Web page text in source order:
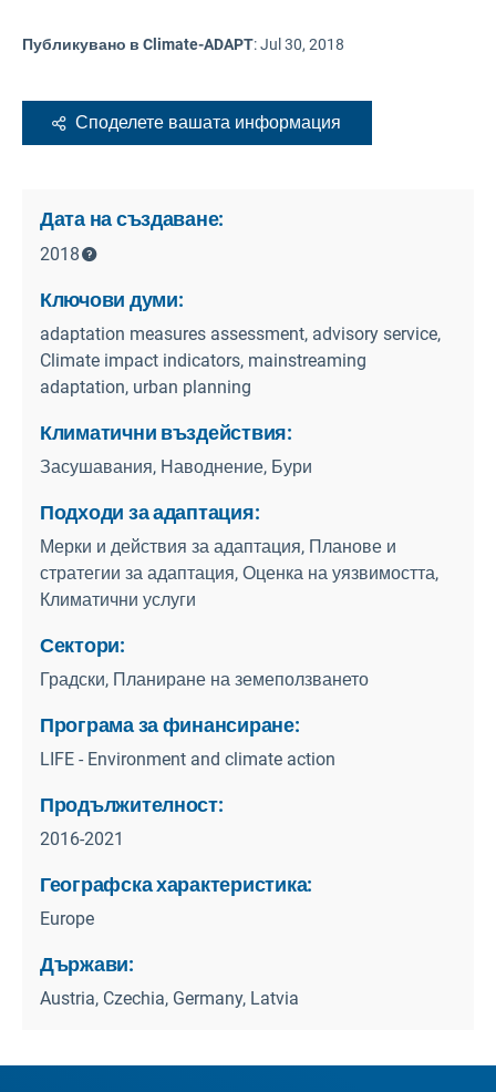
Публикувано в Climate-ADAPT:Jul 30, 2018
Споделете вашата информация
Дата на създаване:
2018
Ключови думи:
adaptation measures assessment, advisory service,
Climate impact indicators, mainstreaming
adaptation, urban planning
Климатични въздействия:
Засушавания, Наводнение, Бури
Подходи за адаптация:
Мерки и действия за адаптация, Планове и
стратегии за адаптация, Оценка на уязвимостта,
Климатични услуги
Сектори:
Градски, Планиране на земеползването
Програма за финансиране:
LIFE - Environment and climate action
Продължителност:
2016-2021
Географска характеристика:
Europe
Държави:
Austria, Czechia, Germany, Latvia